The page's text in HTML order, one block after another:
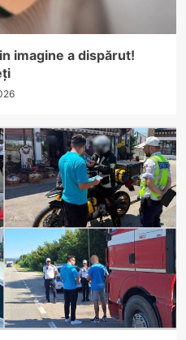
imagine a dispărut!